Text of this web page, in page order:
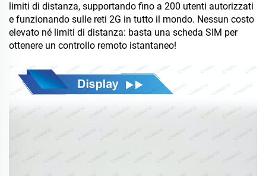
limiti di distanza, supportando fino a 200 utenti autorizzati
e funzionando sulle reti 2G in tutto il mondo. Nessun costo
elevato né limiti di distanza: basta una scheda SIM per
ottenere un controllo remoto istantaneo!